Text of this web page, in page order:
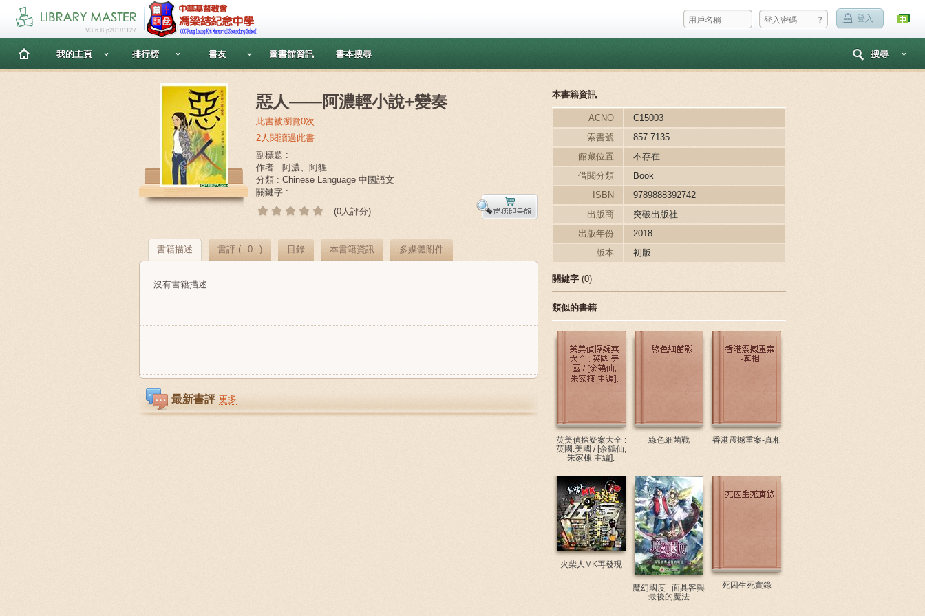
? 登入
V3.6.8 p20181127
我的主頁 排行榜 書友 圖書館資訊 書本搜尋 搜尋
惡人——阿濃輕小說+變奏
此書被瀏覽0次
2人閱讀過此書
副標題 :
作者 : 阿濃、阿貍
分類 : Chinese Language 中國語文
關鍵字 :
(0人評分)
書籍描述 書評 ( 0 ) 目錄 本書籍資訊 多媒體附件
沒有書籍描述
最新書評 更多
本書籍資訊
ACNO
C15003
索書號
857 7135
館藏位置
不存在
借閱分類
Book
ISBN
9789888392742
出版商
突破出版社
出版年份
2018
版本
初版
關鍵字 (0)
類似的書籍
英美偵探疑案大全 :
英國.美國 / [余鶴仙,
朱家棟 主編].
綠色細菌戰 香港震撼重案-真相
火柴人MK再發現
魔幻國度─面具客與
最後的魔法
死囚生死實錄